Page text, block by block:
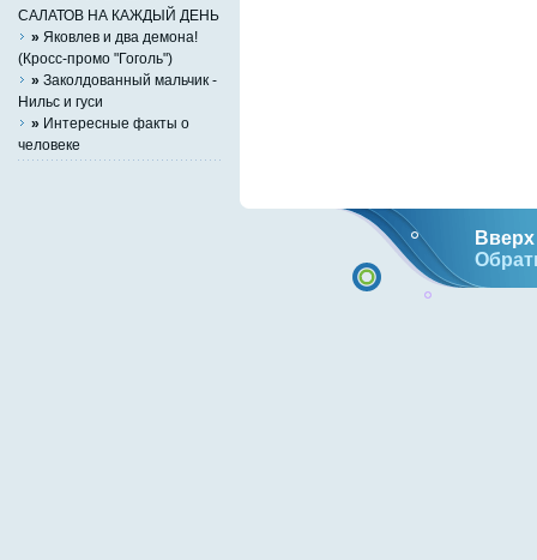
САЛАТОВ НА КАЖДЫЙ ДЕНЬ
» Яковлев и два демона!
(Кросс-промо "Гоголь")
» Заколдованный мальчик -
Нильс и гуси
» Интересные факты о
человеке
Вверх